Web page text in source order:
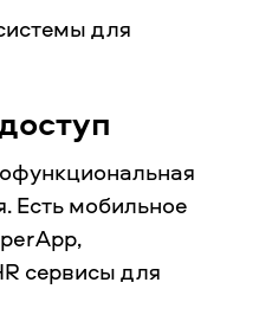
для
Есть мобильное
сервисы для